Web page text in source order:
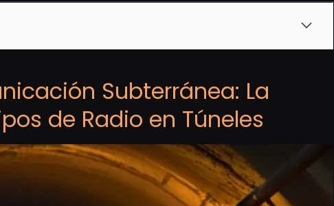
Subterránea: La
de Radio en Túneles